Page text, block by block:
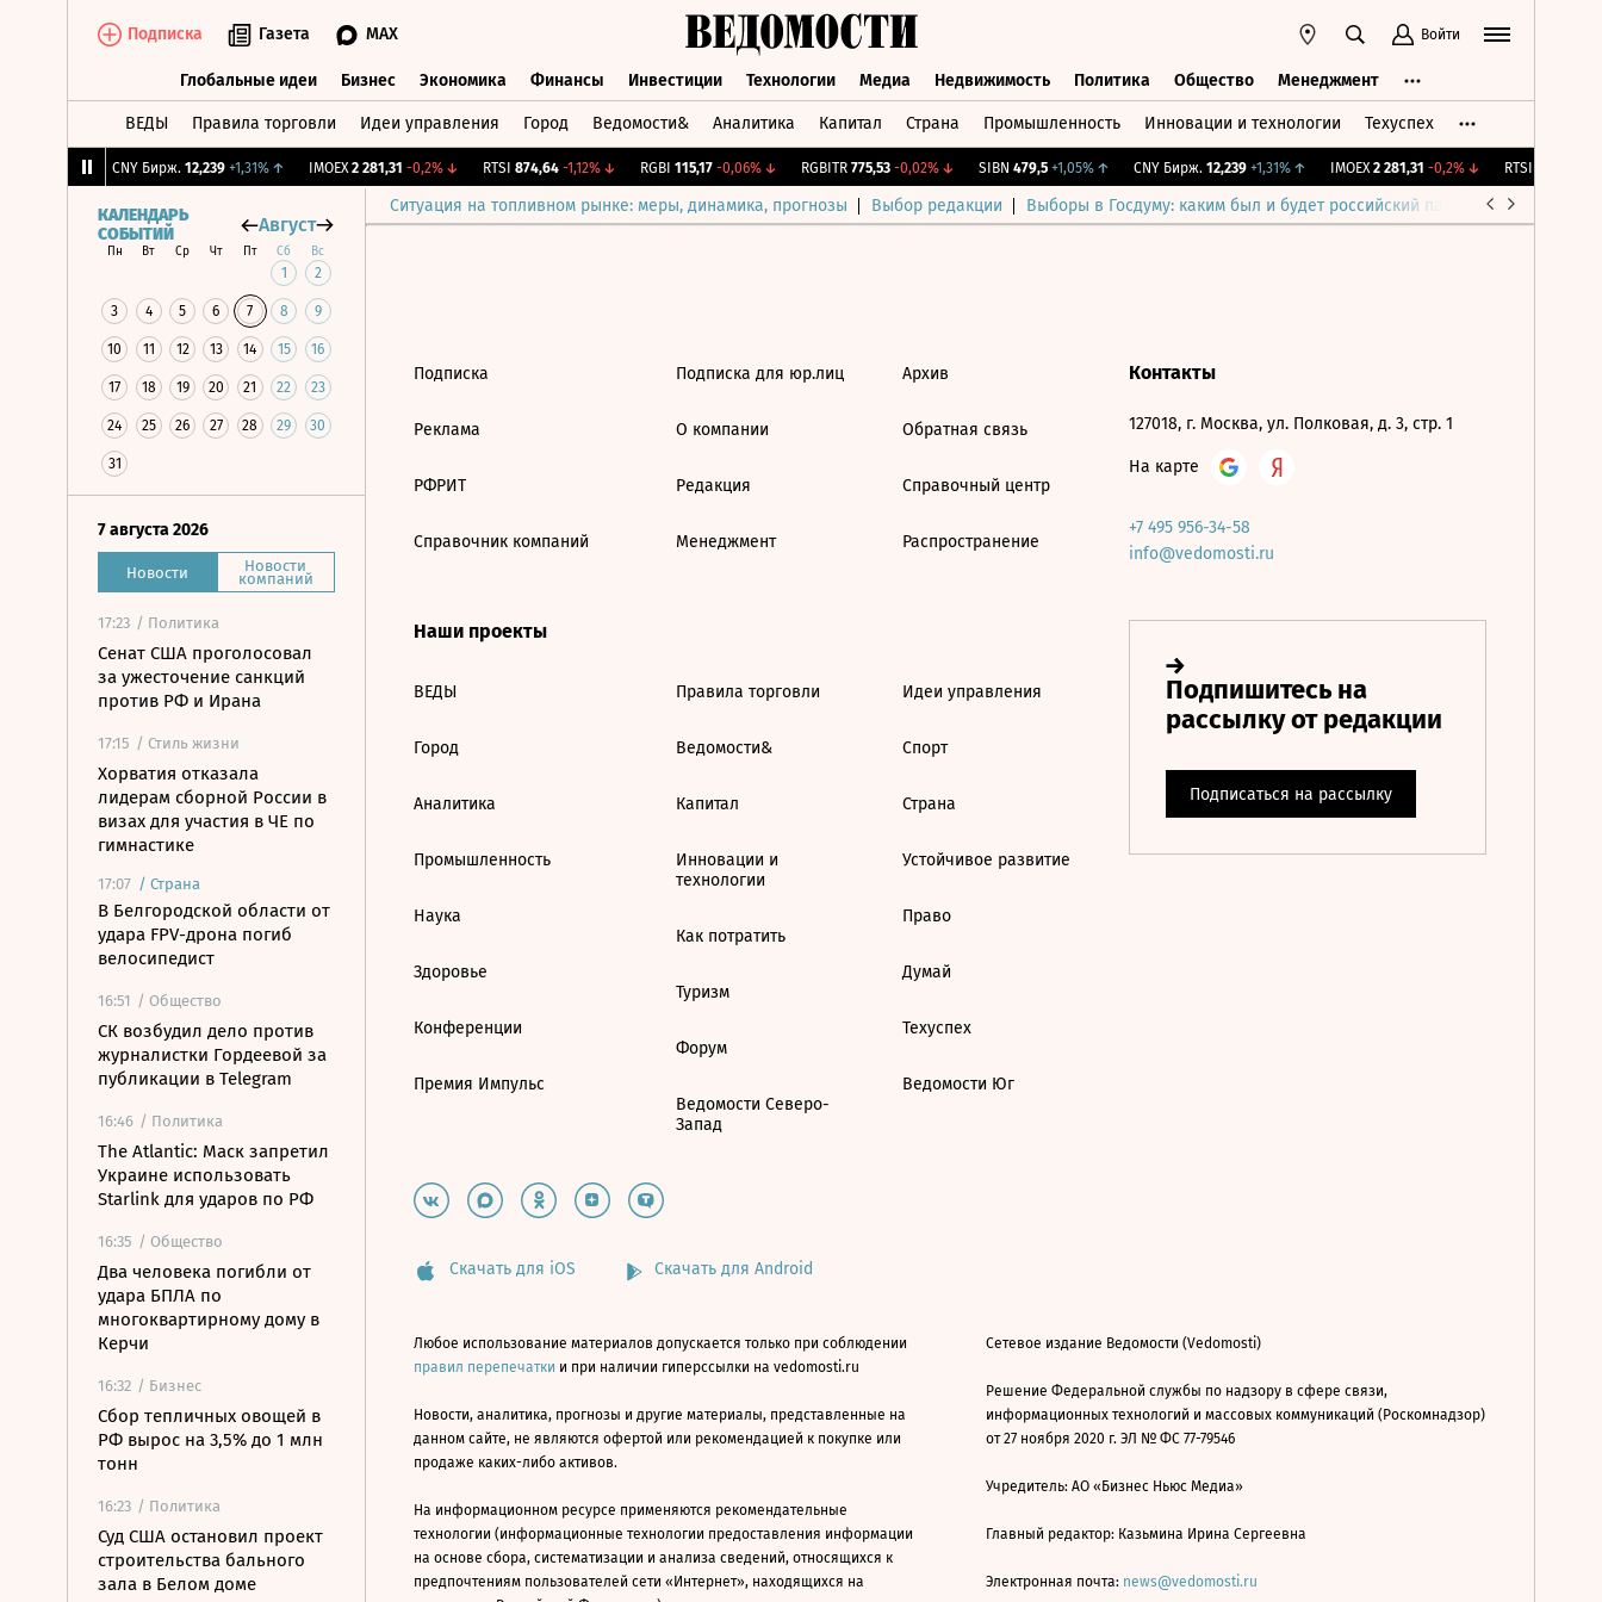
Подписка Газета MAX Войти
Глобальные идеи Бизнес Экономика Финансы Инвестиции Технологии Медиа Недвижимость Политика Общество Менеджмент
ВЕДЫ Правила торговли Идеи управления Город Ведомости& Аналитика Капитал Страна Промышленность Инновации и технологии Техуспех
CNY Бирж. 12,239 +1,31%↑ IMOEX 2 281,31 -0,2%↓ RTSI 874,64 -1,12%↓ RGBI 115,17 -0,06%↓ RGBITR 775,53 -0,02%↓ SIBN 479,5 +1,05%↑ CNY Бирж. 12,239 +1,31%↑ IMOEX 2 281,31 -0,2%↓ RTSI 874,64
Ситуация на топливном рынке: меры, динамика, прогнозы Выбор редакции Выборы в Госдуму: каким был и будет российский парламент
КАЛЕНДАРЬ
СОБЫТИЙ
Август
Пн Вт Ср Чт Пт Сб Вс
1 2
3 4 5 6 7 8 9
10 11 12 13 14 15 16
17 18 19 20 21 22 23
24 25 26 27 28 29 30
31
7 августа 2026
Новости Новости
компаний
17:23 / Политика
Сенат США проголосовал
за ужесточение санкций
против РФ и Ирана
17:15 / Стиль жизни
Хорватия отказала
лидерам сборной России в
визах для участия в ЧЕ по
гимнастике
17:07 / Страна
В Белгородской области от
удара FPV-дрона погиб
велосипедист
16:51 / Общество
СК возбудил дело против
журналистки Гордеевой за
публикации в Telegram
16:46 / Политика
The Atlantic: Маск запретил
Украине использовать
Starlink для ударов по РФ
16:35 / Общество
Два человека погибли от
удара БПЛА по
многоквартирному дому в
Керчи
16:32 / Бизнес
Сбор тепличных овощей в
РФ вырос на 3,5% до 1 млн
тонн
16:23 / Политика
Суд США остановил проект
строительства бального
зала в Белом доме
Подписка
Реклама
РФРИТ
Справочник компаний
Подписка для юр.лиц
О компании
Редакция
Менеджмент
Архив
Обратная связь
Справочный центр
Распространение
Наши проекты
ВЕДЫ
Город
Аналитика
Промышленность
Наука
Здоровье
Конференции
Премия Импульс
Правила торговли
Ведомости&
Капитал
Инновации и
технологии
Как потратить
Туризм
Форум
Ведомости Северо-
Запад
Идеи управления
Спорт
Страна
Устойчивое развитие
Право
Думай
Техуспех
Ведомости Юг
Контакты
127018, г. Москва, ул. Полковая, д. 3, стр. 1
На карте
+7 495 956-34-58
info@vedomosti.ru
Скачать для iOS Скачать для Android
Любое использование материалов допускается только при соблюдении
правил перепечатки и при наличии гиперссылки на vedomosti.ru
Новости, аналитика, прогнозы и другие материалы, представленные на
данном сайте, не являются офертой или рекомендацией к покупке или
продаже каких-либо активов.
На информационном ресурсе применяются рекомендательные
технологии (информационные технологии предоставления информации
на основе сбора, систематизации и анализа сведений, относящихся к
предпочтениям пользователей сети «Интернет», находящихся на
Сетевое издание Ведомости (Vedomosti)
Решение Федеральной службы по надзору в сфере связи,
информационных технологий и массовых коммуникаций (Роскомнадзор)
от 27 ноября 2020 г. ЭЛ № ФС 77-79546
Учредитель: АО «Бизнес Ньюс Медиа»
Главный редактор: Казьмина Ирина Сергеевна
Электронная почта: news@vedomosti.ru